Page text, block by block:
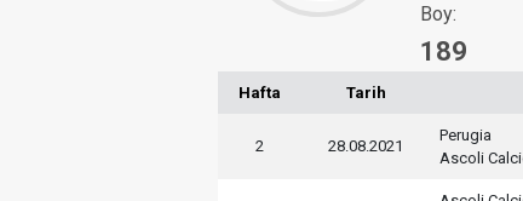
Boy:
189
Hafta Tarih
2 28.08.2021
Perugia
Ascoli